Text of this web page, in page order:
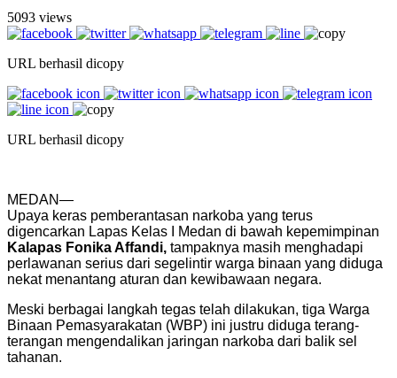
5093 views
URL berhasil dicopy
URL berhasil dicopy
MEDAN—
Upaya keras pemberantasan narkoba yang terus
digencarkan Lapas Kelas I Medan di bawah kepemimpinan
Kalapas Fonika Affandi, tampaknya masih menghadapi
perlawanan serius dari segelintir warga binaan yang diduga
nekat menantang aturan dan kewibawaan negara.
Meski berbagai langkah tegas telah dilakukan, tiga Warga
Binaan Pemasyarakatan (WBP) ini justru diduga terang-
terangan mengendalikan jaringan narkoba dari balik sel
tahanan.